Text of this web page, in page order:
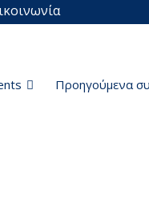
Προηγούμενα